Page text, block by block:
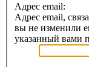
Адрес email:
Адрес email,
вы не изменили
указанный вами